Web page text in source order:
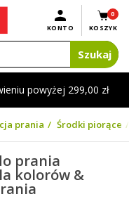
powyżej 299,00 zł
0
KOSZYK
KONTO
Szukaj
prania Środki piorące
prania
kolorów &